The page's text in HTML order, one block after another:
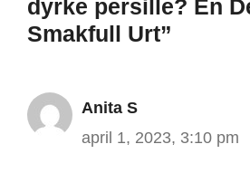
dyrke persille? En
Smakfull Urt”
Anita S
april 1, 2023, 3:10 pm